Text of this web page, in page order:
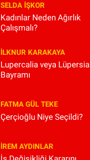
SELDA İŞKOR
Kadınlar Neden Ağırlık
Çalışmalı?
İLKNUR KARAKAYA
Lupercalia veya Lüpersia
Bayramı
FATMA GÜL TEKE
Çerçioğlu Niye Seçildi?
İREM AYDINLAR